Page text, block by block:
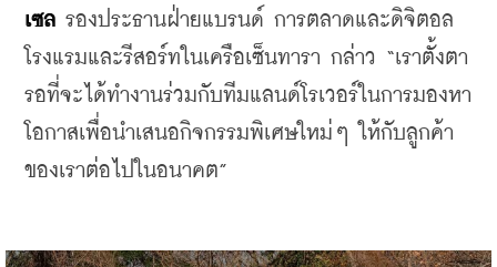
เซล รองประธานฝ่ายแบรนด์ การตลาดและดิจิตอล
โรงแรมและรีสอร์ทในเครือเซ็นทารา กล่าว “เราตั้งตา
รอที่จะได้ทำงานร่วมกับทีมแลนด์โรเวอร์ในการมองหา
โอกาสเพื่อนำเสนอกิจกรรมพิเศษใหม่ๆ ให้กับลูกค้า
ของเราต่อไปในอนาคต”